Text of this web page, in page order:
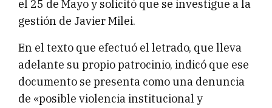
el 25 de Mayo y solicitó que se investigue a la
gestión de Javier Milei.
En el texto que efectuó el letrado, que lleva
adelante su propio patrocinio, indicó que ese
documento se presenta como una denuncia
de «posible violencia institucional y